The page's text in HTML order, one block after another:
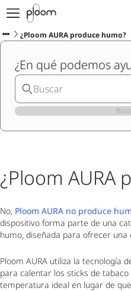
Descubre Ploom AURA
Tienda
Ploom Club
Blog
Ayuda y soporte
Localiza tu tienda
PENÍNSULA
¿Ploom AURA produce humo?
¿En qué podemos
¿Ploom AURA
No, Ploom AURA no produce
dispositivo forma parte de una
humo, diseñada para ofrecer
Ploom AURA utiliza la tecnología
para calentar los sticks de
temperatura ideal en lugar de